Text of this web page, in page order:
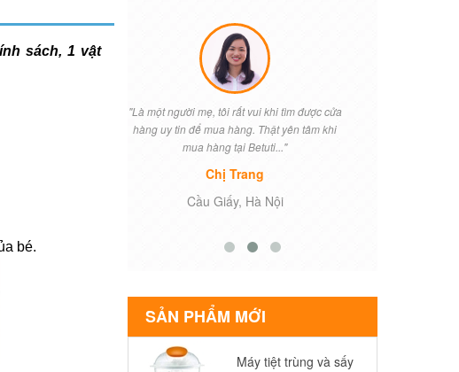
sách, 1 vật
bé.
Betuti..."
"Betuti đã là đối tác hợp tác cung cấp sản
phẩm chính hãng của chúng tôi nhập khẩu
từ Mỹ , Chúc công ty sẽ ngày một phát
Anh Nam
SẢN PHẨM MỚI
Máy tiệt trùng và sấy